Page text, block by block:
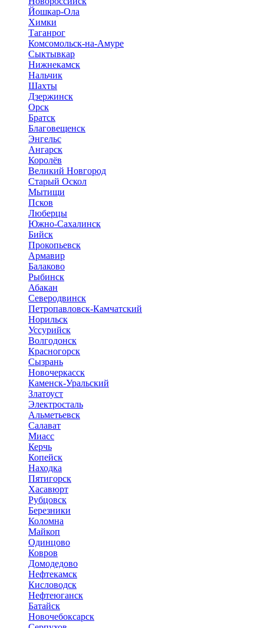
Йошкар-Ола
Химки
Таганрог
Комсомольск-на-Амуре
Сыктывкар
Нижнекамск
Нальчик
Шахты
Дзержинск
Орск
Братск
Благовещенск
Энгельс
Ангарск
Королёв
Великий Новгород
Старый Оскол
Мытищи
Псков
Люберцы
Южно-Сахалинск
Бийск
Прокопьевск
Армавир
Балаково
Рыбинск
Абакан
Северодвинск
Петропавловск-Камчатский
Норильск
Уссурийск
Волгодонск
Красногорск
Сызрань
Новочеркасск
Каменск-Уральский
Златоуст
Электросталь
Альметьевск
Салават
Миасс
Керчь
Копейск
Находка
Пятигорск
Хасавюрт
Рубцовск
Березники
Коломна
Майкоп
Одинцово
Ковров
Домодедово
Нефтекамск
Кисловодск
Нефтеюганск
Батайск
Новочебоксарск